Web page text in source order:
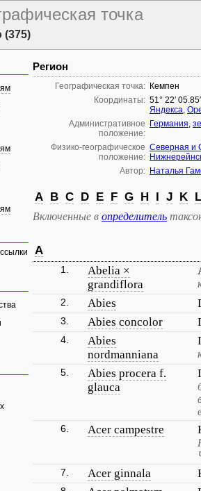
точка
(375)
Регион
Географическая точка: Кемпен
Координаты: 51° 22′
Яндекса,
Административное
положение:
Германия,
Физико-географическое
положение:
Северная и
Автор: Наталья
A B C D E F G H I J K L
Включенные в определитель
A
1.
Abelia ×
grandiflora
2. Abies
3. Abies concolor
4.
Abies
nordmanniana
5.
Abies procera f.
glauca
6. Acer campestre
7. Acer ginnala